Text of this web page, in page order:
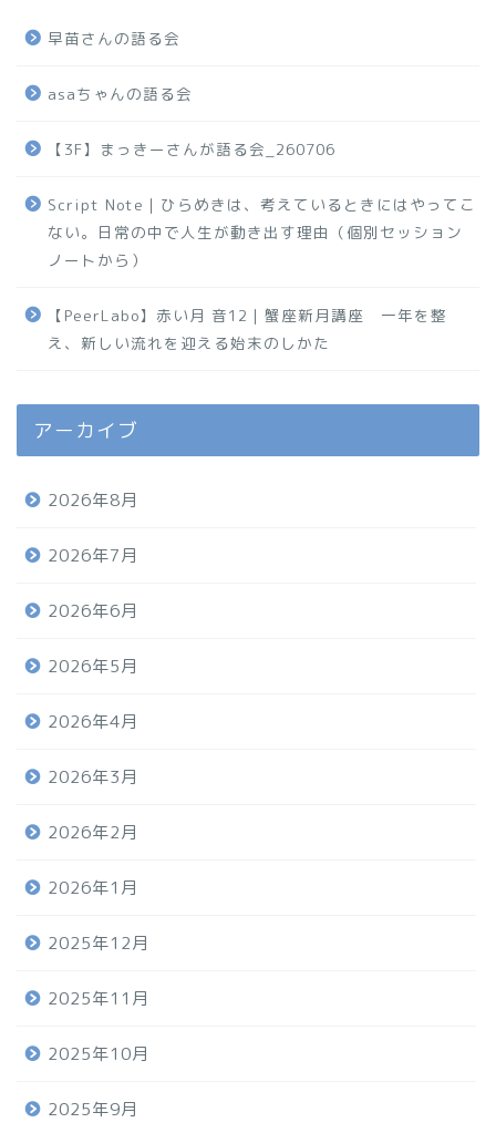
早苗さんの語る会
asaちゃんの語る会
【3F】まっきーさんが語る会_260706
Script Note｜ひらめきは、考えているときにはやってこ
ない。日常の中で人生が動き出す理由（個別セッション
ノートから）
【PeerLabo】赤い月 音12｜蟹座新月講座 一年を整
え、新しい流れを迎える始末のしかた
アーカイブ
2026年8月
2026年7月
2026年6月
2026年5月
2026年4月
2026年3月
2026年2月
2026年1月
2025年12月
2025年11月
2025年10月
2025年9月